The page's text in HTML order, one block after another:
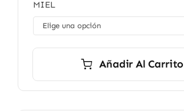
desde
MIEL
Añadir Al Carrito